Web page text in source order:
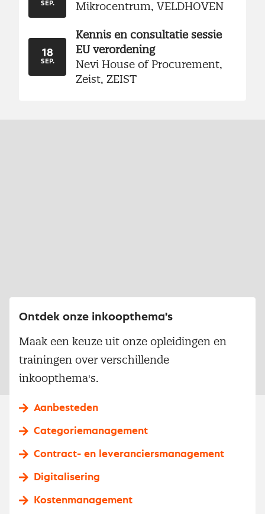
SEP.
Mikrocentrum, VELDHOVEN
18
SEP.
Kennis en consultatie sessie
EU verordening
Nevi House of Procurement,
Zeist, ZEIST
Ontdek onze inkoopthema's
Maak een keuze uit onze opleidingen en
trainingen over verschillende
inkoopthema's.
Aanbesteden
Categoriemanagement
Contract- en leveranciersmanagement
Digitalisering
Kostenmanagement